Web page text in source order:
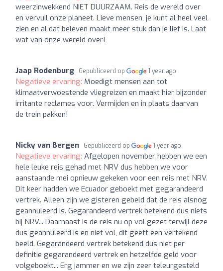
weerzinwekkend NIET DUURZAAM. Reis de wereld over
en vervuil onze planeet. Lieve mensen, je kunt al heel veel
zien en al dat beleven maakt meer stuk dan je lief is. Laat
wat van onze wereld over!
Jaap Rodenburg Gepubliceerd op 1 year ago
Negatieve ervaring: Moedigt mensen aan tot
klimaatverwoestende vliegreizen en maakt hier bijzonder
irritante reclames voor. Vermijden en in plaats daarvan
de trein pakken!
Nicky van Bergen Gepubliceerd op 1 year ago
Negatieve ervaring: Afgelopen november hebben we een
hele leuke reis gehad met NRV dus hebben we voor
aanstaande mei opnieuw gekeken voor een reis met NRV.
Dit keer hadden we Ecuador geboekt met gegarandeerd
vertrek. Alleen zijn we gisteren gebeld dat de reis alsnog
geannuleerd is. Gegarandeerd vertrek betekend dus niets
bij NRV... Daarnaast is de reis nu op vol gezet terwijl deze
dus geannuleerd is en niet vol, dit geeft een vertekend
beeld. Gegarandeerd vertrek betekend dus niet per
definitie gegarandeerd vertrek en hetzelfde geld voor
volgeboekt... Erg jammer en we zijn zeer teleurgesteld